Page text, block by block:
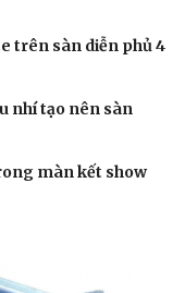
trên sàn diễn phủ 4
nhí tạo nên sàn
màn kết show